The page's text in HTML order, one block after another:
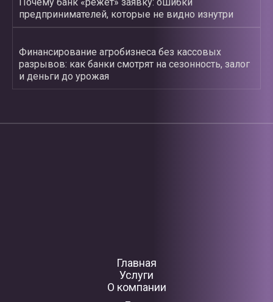
предпринимателей, которые не видно изнутри
Финансирование агробизнеса без кассовых
разрывов: как банки смотрят на сезонность, залог
и деньги до урожая
Главная
Услуги
О компании